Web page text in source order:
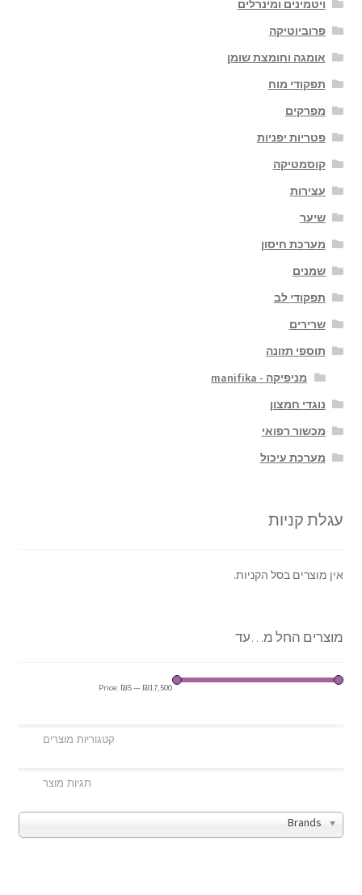
ויטמינים ומינרלים
פרוביוטיקה
אומגה וחומצת שומן
תפקודי מוח
מפרקים
פטריות יפניות
קוסמטיקה
עצירות
שיער
מערכת חיסון
שמנים
תפקודי לב
שרירים
תוספי תזונה
מניפיקה - manifika
נוגדי חמצון
מכשור רפואי
מערכת עיכול
עגלת קניות
אין מוצרים בסל הקניות.
מוצרים החל מ…עד
Price: ₪5— ₪17,500
Brands